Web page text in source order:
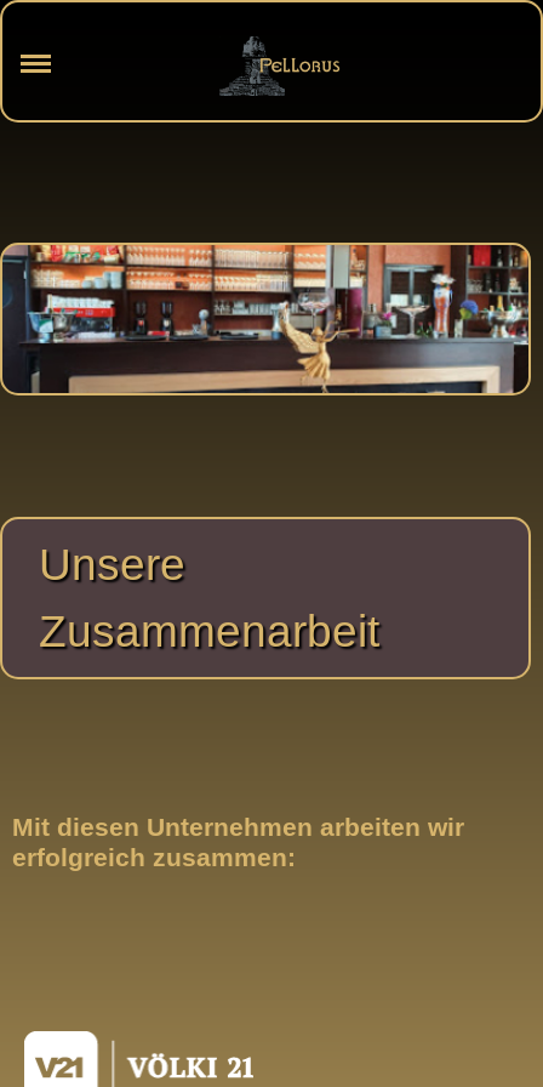
Unsere
Zusammenarbeit
Mit diesen Unternehmen arbeiten wir
erfolgreich zusammen: